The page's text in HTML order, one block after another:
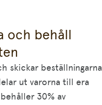
och behåll
skickar beställningarna
ut varorna till era
30% av